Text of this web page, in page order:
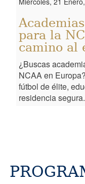
para la
camino al
¿Buscas
NCAA en
fútbol de élite,
residencia segura.